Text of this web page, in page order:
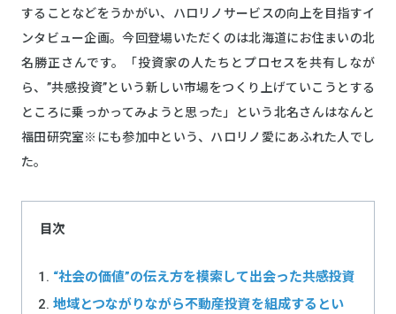
することなどをうかがい、ハロリノサービスの向上を目指すイ
ンタビュー企画。今回登場いただくのは北海道にお住まいの北
名勝正さんです。「投資家の人たちとプロセスを共有しなが
ら、”共感投資”という新しい市場をつくり上げていこうとする
ところに乗っかってみようと思った」という北名さんはなんと
福田研究室※にも参加中という、ハロリノ愛にあふれた人でし
た。
目次
“社会の価値”の伝え方を模索して出会った共感投資
地域とつながりながら不動産投資を組成するとい